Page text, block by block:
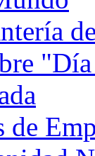
de